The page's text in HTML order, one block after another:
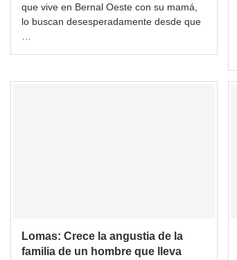
que vive en Bernal Oeste con su mamá,
lo buscan desesperadamente desde que
…
Lomas: Crece la angustia de la
familia de un hombre que lleva